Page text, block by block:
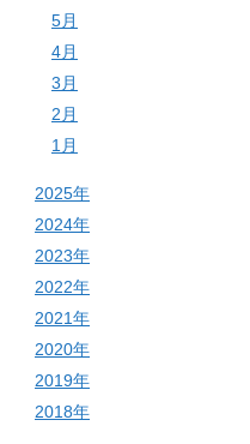
5月
4月
3月
2月
1月
2025年
2024年
2023年
2022年
2021年
2020年
2019年
2018年